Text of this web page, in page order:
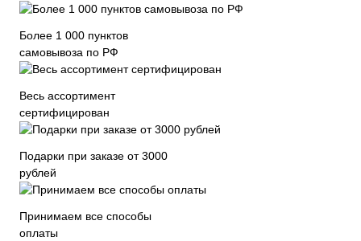
Более 1 000 пунктов
самовывоза по РФ
Весь ассортимент
сертифицирован
Подарки при заказе от 3000
рублей
Принимаем все способы
оплаты